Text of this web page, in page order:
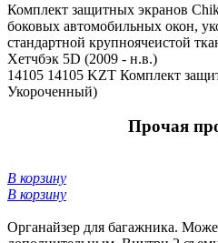
Комплект защитных экранов
боковых автомобильных окон,
стандартной крупноячеистой
Хетчбэк 5D (2009 - н.в.)
14105 14105 KZT Комплект
Укороченный)
Прочая
В корзину
В корзину
Органайзер для багажника.